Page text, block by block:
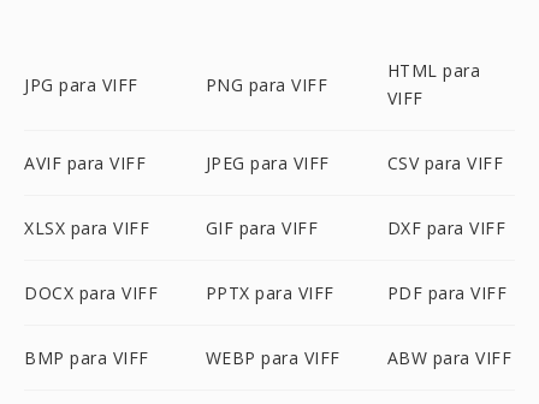
JPG para VIFF PNG para VIFF
HTML para
VIFF
AVIF para VIFF JPEG para VIFF CSV para VIFF
XLSX para VIFF GIF para VIFF DXF para VIFF
DOCX para VIFF PPTX para VIFF PDF para VIFF
BMP para VIFF WEBP para VIFF ABW para VIFF